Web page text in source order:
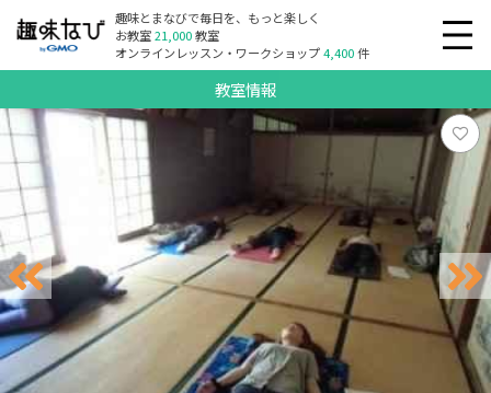
趣味とまなびで毎日を、もっと楽しく
お教室21,000教室
オンラインレッスン・ワークショップ4,400件
教室情報